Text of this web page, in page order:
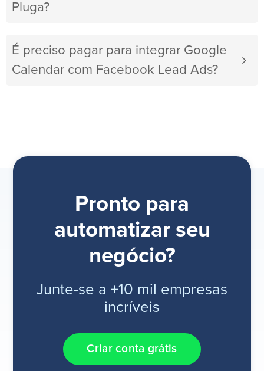
Pluga?
É preciso pagar para integrar Google
Calendar com Facebook Lead Ads?
Pronto para
automatizar seu
negócio?
Junte-se a +10 mil empresas
incríveis
Criar conta grátis